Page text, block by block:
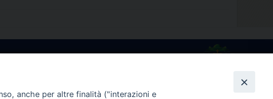
diocesi.melfi_rapolla_venosa@legalmail.it
anche per altre finalità ("interazioni e